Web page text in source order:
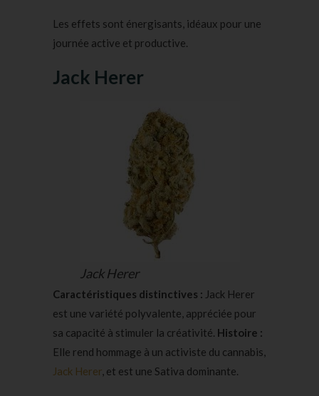
Les effets sont énergisants, idéaux pour une
journée active et productive.
Jack Herer
Jack Herer
Caractéristiques distinctives : Jack Herer
est une variété polyvalente, appréciée pour
sa capacité à stimuler la créativité. Histoire :
Elle rend hommage à un activiste du cannabis,
Jack Herer, et est une Sativa dominante.